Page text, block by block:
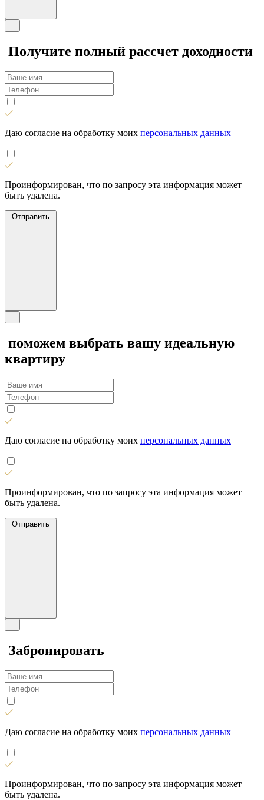
Получите полный рассчет доходности
Даю согласие на обработку моих персональных данных
Проинформирован, что по запросу эта информация может
быть удалена.
Отправить
поможем выбрать вашу идеальную
квартиру
Даю согласие на обработку моих персональных данных
Проинформирован, что по запросу эта информация может
быть удалена.
Отправить
Забронировать
Даю согласие на обработку моих персональных данных
Проинформирован, что по запросу эта информация может
быть удалена.